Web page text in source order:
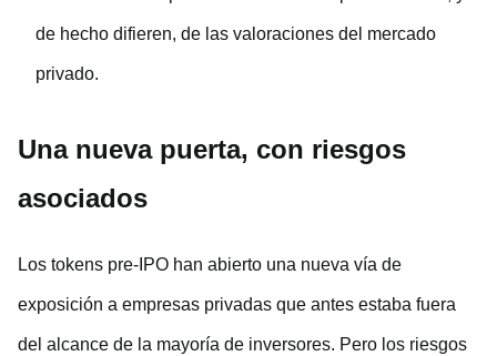
de hecho difieren, de las valoraciones del mercado
privado.
Una nueva puerta, con riesgos
asociados
Los tokens pre-IPO han abierto una nueva vía de
exposición a empresas privadas que antes estaba fuera
del alcance de la mayoría de inversores. Pero los riesgos